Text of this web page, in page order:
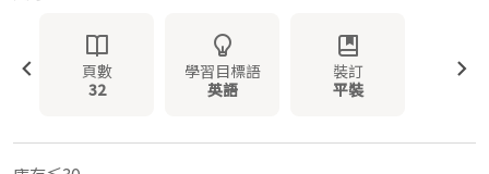
頁數
32
學習目標語
英語
裝訂
平裝